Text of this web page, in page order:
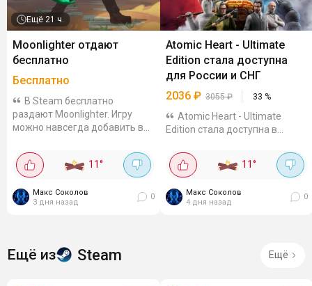
Ещё 21 ч.
Moonlighter отдают
бесплатно
Бесплатно
В Steam бесплатно
раздают Moonlighter. Игру
можно навсегда добавить в
20:00. Action-RPG с
элементами roguelite про
Уилла - торговца, который
мечтает стать...
11°
Макс Соколов
3 дня назад
0
Atomic Heart - Ultimate
Edition стала доступна
для России и СНГ
2036 ₽ 3055₽ 33 %
Atomic Heart - Ultimate
Edition стала доступна в
Сейчас на издание действует
скидка 60%, цена - 2036,40₽. В
игра Atomic Heart, Atomic
Pass,...
11°
Макс Соколов
4 дня назад
0
Ещё из Steam Ещё